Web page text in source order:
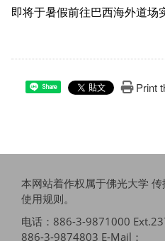
即将于暑假前往巴西海外道场
Share Print
本网站着作权属于佛光大学
使用规则。
电话：886-3-9871000
886-3-9874803 E-Mail：